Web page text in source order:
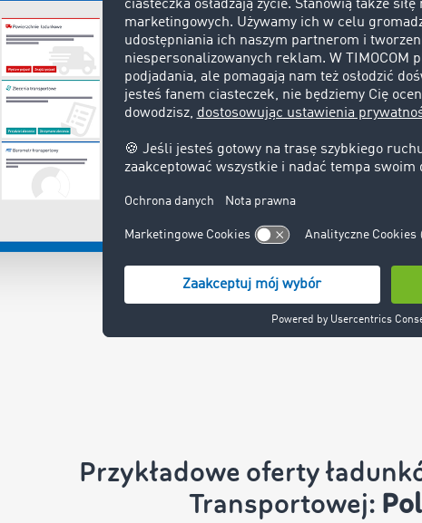
Przykładowe oferty
Transportowej: